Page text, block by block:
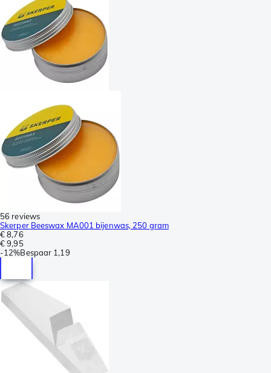
56 reviews
Skerper Beeswax MA001 bijenwas, 250 gram
€ 8,76
€ 9,95
-12%Bespaar 1,19